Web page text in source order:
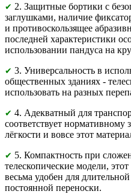
✔ 2. Защитные бортики с
заглушками, наличие
и противоскользящее
последней характеристики
использовании пандуса на
✔ 3. Универсальность в
общественных зданиях -
использовать на разных
✔ 4. Адекватный для
соответствует нормативному
лёгкости и вовсе этот
✔ 5. Компактность при
телескопические модели,
весьма удобен для
постоянной переноски.